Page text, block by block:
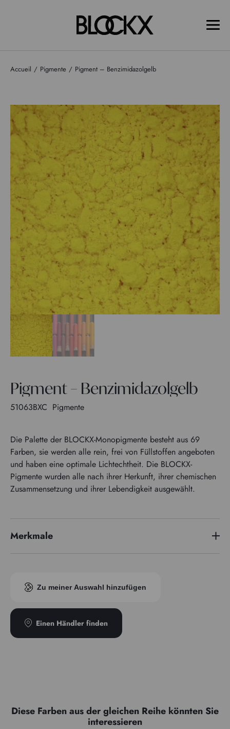
Accueil Pigmente Pigment – Benzimidazolgelb
Pigment – Benzimidazolgelb
51063BXC Pigmente
Die Palette der BLOCKX-Monopigmente besteht aus 69
Farben, sie werden alle rein, frei von Füllstoffen angeboten
und haben eine optimale Lichtechtheit. Die BLOCKX-
Pigmente wurden alle nach ihrer Herkunft, ihrer chemischen
Zusammensetzung und ihrer Lebendigkeit ausgewählt.
Merkmale
Zu meiner Auswahl hinzufügen
Einen Händler finden
Diese Farben aus der gleichen Reihe könnten Sie
interessieren